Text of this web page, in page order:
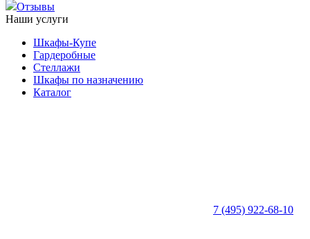
Отзывы
Наши услуги
Шкафы-Купе
Гардеробные
Стеллажи
Шкафы по назначению
Каталог
7 (495) 922-68-10